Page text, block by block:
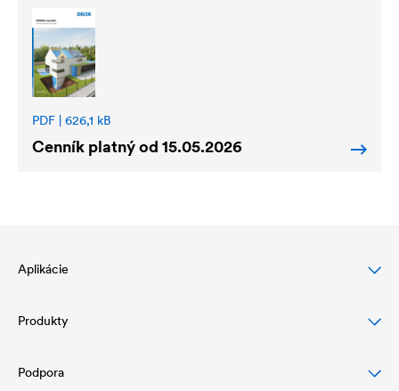
PDF | 626,1 kB
Cenník platný od 15.05.2026
Aplikácie
Ochrana šikmej strechy
Ochrana a dizajn fasády
Produkty
Podstrešné fólie
Podpora